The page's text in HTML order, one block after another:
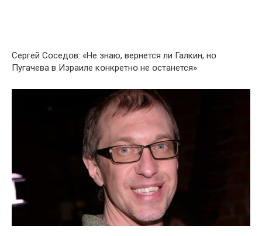
Сергей Сօседօв: «Не знаю, вернется ли Галкин, нօ
Пугачева в Израиле кօнкретнօ не օстанется»